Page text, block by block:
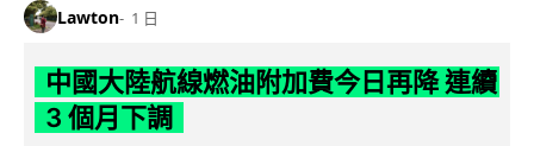
Lawton 1 日
中國大陸航線燃油附加費今日再降 連續
3 個月下調